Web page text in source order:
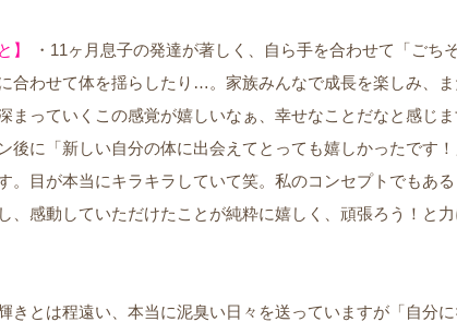
】
・11ヶ月息子の発達が著しく、自ら手を合わせて「ごち
合わせて体を揺らしたり…。家族みんなで成長を楽しみ、
まっていくこの感覚が嬉しいなぁ、幸せなことだなと感じま
後に「新しい自分の体に出会えてとっても嬉しかったです
。目が本当にキラキラしていて笑。私のコンセプトでもあ
、感動していただけたことが純粋に嬉しく、頑張ろう！と
きとは程遠い、本当に泥臭い日々を送っていますが「自分